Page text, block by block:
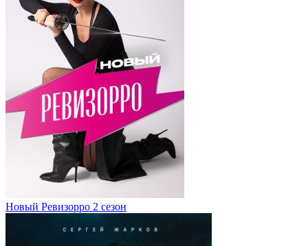
Новый Ревизорро 2 сезон